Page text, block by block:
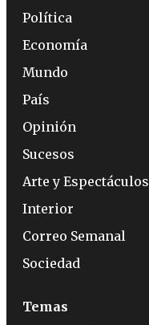
Política
Economía
Mundo
País
Opinión
Sucesos
Arte y Espectáculos
Interior
Correo Semanal
Sociedad
Temas